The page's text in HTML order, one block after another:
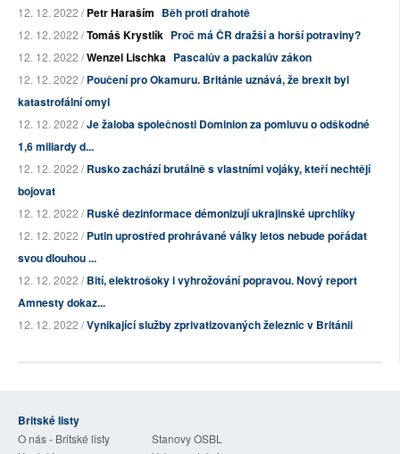
12. 12. 2022 /Petr Haraším Běh proti drahotě
12. 12. 2022 /Tomáš Krystlík Proč má ČR dražší a horší potraviny?
12. 12. 2022 /Wenzel Lischka Pascalův a packalův zákon
12. 12. 2022 /Poučení pro Okamuru. Británie uznává, že brexit byl
katastrofální omyl
12. 12. 2022 /Je žaloba společnosti Dominion za pomluvu o odškodné
1,6 miliardy d...
12. 12. 2022 /Rusko zachází brutálně s vlastními vojáky, kteří nechtějí
bojovat
12. 12. 2022 /Ruské dezinformace démonizují ukrajinské uprchlíky
12. 12. 2022 /Putin uprostřed prohrávané války letos nebude pořádat
svou dlouhou ...
12. 12. 2022 /Bití, elektrošoky i vyhrožování popravou. Nový report
Amnesty dokaz...
12. 12. 2022 /Vynikající služby zprivatizovaných železnic v Británii
Britské listy
O nás - Britské listy
Stanovy OSBL